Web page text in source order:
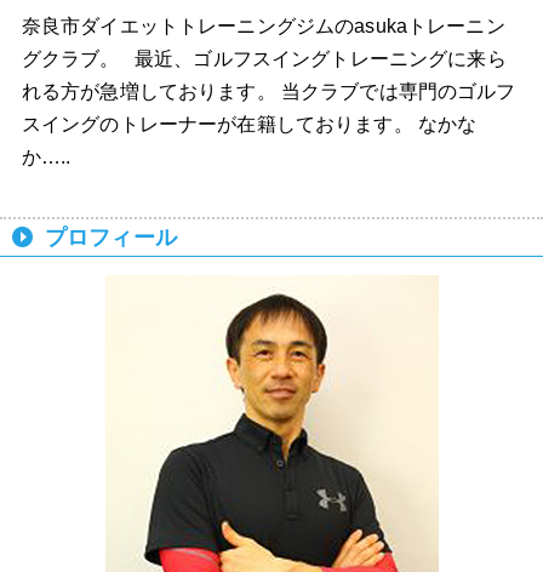
奈良市ダイエットトレーニングジムのasukaトレーニン
グクラブ。 最近、ゴルフスイングトレーニングに来ら
れる方が急増しております。 当クラブでは専門のゴルフ
スイングのトレーナーが在籍しております。 なかな
か…..
プロフィール